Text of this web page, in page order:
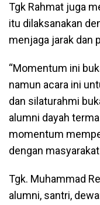
Tgk Rahmat juga
itu dilaksanakan
menjaga jarak dan
“Momentum ini
namun acara ini
dan silaturahmi
alumni dayah
momentum
dengan
Tgk. Muhammad
alumni, santri,